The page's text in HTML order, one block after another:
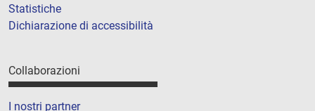
Statistiche
Dichiarazione di accessibilità
Collaborazioni
I nostri partner